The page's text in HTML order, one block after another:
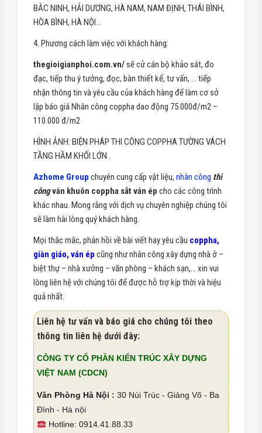
BẮC NINH, HẢI DƯƠNG, HÀ NAM, NAM ĐỊNH, THÁI BÌNH,
HÒA BÌNH, HÀ NỘI…
4. Phương cách làm việc với khách hàng:
thegioigianphoi.com.vn/sẽ cử cán bộ khảo sát, đo
đạc, tiếp thu ý tưởng, đọc, bàn thiết kế, tư vấn, … tiếp
nhận thông tin và yêu cầu của khách hàng để làm cơ sở
lập báo giá.Nhân công coppha dao động 75.000đ/m2 –
110.000 đ/m2
HÌNH ẢNH: BIỆN PHÁP THI CÔNG COPPHA TƯỜNG VÁCH
TẦNG HẦM KHỐI LỚN .
Azhome Group chuyên cung cấp vật liệu,nhân công thi
côngván khuôn coppha sắt ván ép cho các công trình
khác nhau. Mong rằng với dịch vụ chuyên nghiệp chúng tôi
sẽ làm hài lòng quý khách hàng.
Mọi thắc mắc, phản hồi về bài viết hay yêu cầu coppha,
giàn giáo, ván ép cũng như nhân công xây dựng nhà ở –
biệt thự – nhà xưởng – văn phòng – khách sạn,… xin vui
lòng liên hệ với chúng tôi để được hỗ trợ kịp thời và hiệu
quả nhất.
Liên hệ tư vấn và báo giá cho chúng tôi theo
thông tin liên hệ dưới đây:
CÔNG TY CỔ PHẦN KIẾN TRÚC XÂY DỰNG
VIỆT NAM (CDCN)
Văn Phòng Hà Nội :30 Núi Trúc - Giảng Võ - Ba
Đình - Hà nội
Hotline: 0914.41.88.33